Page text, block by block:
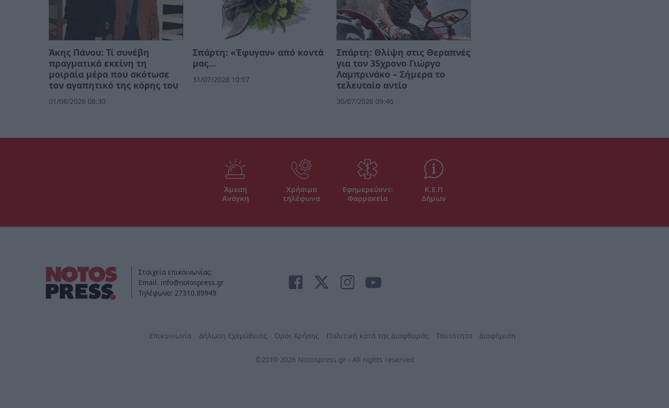
Άκης Πάνου: Τί συνέβη
πραγματικά εκείνη τη
μοιραία μέρα που σκότωσε
τον αγαπητικό της κόρης του
01/08/2026 08:30
Σπάρτη: «Έφυγαν» από κοντά
μας…
31/07/2026 10:07
Σπάρτη: Θλίψη στις Θεραπνές
για τον 35χρονο Γιώργο
Λαμπρινάκο – Σήμερα το
τελευταίο αντίο
30/07/2026 09:46
Άμεση
Ανάγκη
Χρήσιμα
τηλέφωνα
Εφημερεύοντα
Φαρμακεία
Κ.Ε.Π
Δήμων
Στοιχεία επικοινωνίας:
Email. info@notospress.gr
Τηλέφωνο: 27310.89949
Επικοινωνία Δήλωση Εχεμύθειας Όροι Χρήσης Πολιτική κατά της Διαφθοράς Ταυτότητα Διαφήμιση
©2010-2026 Notospress.gr - All rights reserved